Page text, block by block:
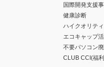
国際開発支援
健康診断
ハイクオリテ
エコキャップ
不要パソコン
CLUB CCI(福